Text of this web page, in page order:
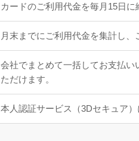
カードのご利用代金を毎月15日に
月末までにご利用代金を集計し、
会社でまとめて一括してお支払
ただけます。
本人認証サービス（3Dセキュア）